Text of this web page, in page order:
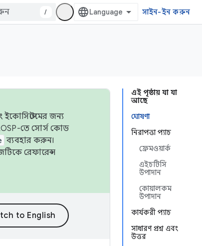
/ সাইন-ইন করুন
এই পৃষ্ঠায় যা যা
আছে
ঘোষণা
নিরাপত্তা প্যাচ
ফ্রেমওয়ার্ক
এইচটিসি
উপাদান
কোয়ালকম
উপাদান
কার্যকরী প্যাচ
সাধারণ প্রশ্ন এবং
উত্তর
জন্য
তে সোর্স কোড
ব্যবহার করুন।
রেফারেন্স